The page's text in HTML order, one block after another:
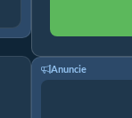
Anuncie